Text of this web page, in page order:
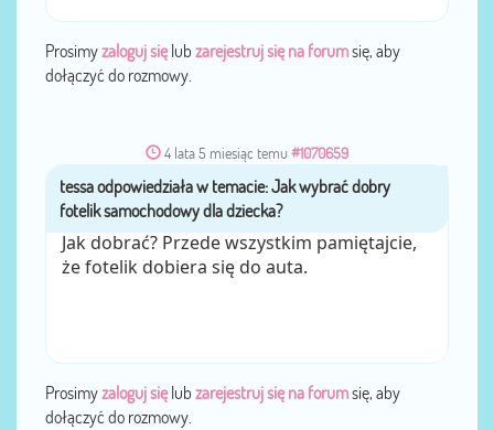
Prosimyzaloguj sięlub zarejestruj się na forumsię, aby
dołączyć do rozmowy.
4 lata 5 miesiąc temu #1070659
przeztessa
Jak dobrać? Przede wszystkim pamiętajcie,
że fotelik dobiera się do auta.
Prosimyzaloguj sięlub zarejestruj się na forumsię, aby
dołączyć do rozmowy.